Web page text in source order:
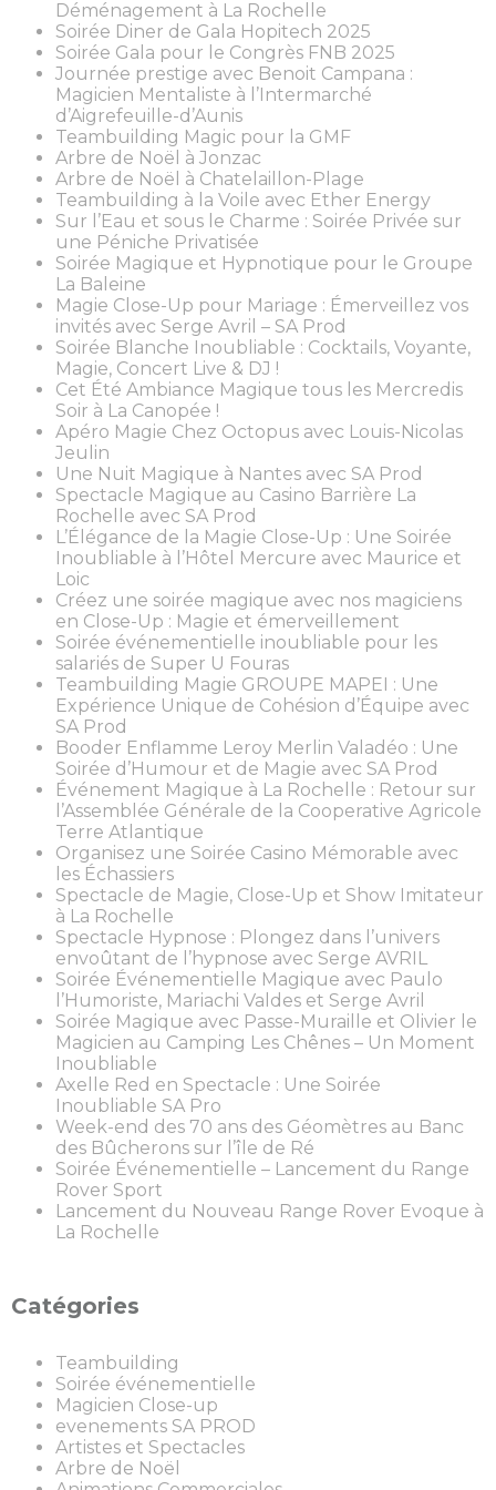
Déménagement à La Rochelle
Soirée Diner de Gala Hopitech 2025
Soirée Gala pour le Congrès FNB 2025
Journée prestige avec Benoit Campana :
Magicien Mentaliste à l’Intermarché
d’Aigrefeuille-d’Aunis
Teambuilding Magic pour la GMF
Arbre de Noël à Jonzac
Arbre de Noël à Chatelaillon-Plage
Teambuilding à la Voile avec Ether Energy
Sur l’Eau et sous le Charme : Soirée Privée sur
une Péniche Privatisée
Soirée Magique et Hypnotique pour le Groupe
La Baleine
Magie Close-Up pour Mariage : Émerveillez vos
invités avec Serge Avril – SA Prod
Soirée Blanche Inoubliable : Cocktails, Voyante,
Magie, Concert Live & DJ !
Cet Été Ambiance Magique tous les Mercredis
Soir à La Canopée !
Apéro Magie Chez Octopus avec Louis-Nicolas
Jeulin
Une Nuit Magique à Nantes avec SA Prod
Spectacle Magique au Casino Barrière La
Rochelle avec SA Prod
L’Élégance de la Magie Close-Up : Une Soirée
Inoubliable à l’Hôtel Mercure avec Maurice et
Loic
Créez une soirée magique avec nos magiciens
en Close-Up : Magie et émerveillement
Soirée événementielle inoubliable pour les
salariés de Super U Fouras
Teambuilding Magie GROUPE MAPEI : Une
Expérience Unique de Cohésion d’Équipe avec
SA Prod
Booder Enflamme Leroy Merlin Valadéo : Une
Soirée d’Humour et de Magie avec SA Prod
Événement Magique à La Rochelle : Retour sur
l’Assemblée Générale de la Cooperative Agricole
Terre Atlantique
Organisez une Soirée Casino Mémorable avec
les Échassiers
Spectacle de Magie, Close-Up et Show Imitateur
à La Rochelle
Spectacle Hypnose : Plongez dans l’univers
envoûtant de l’hypnose avec Serge AVRIL
Soirée Événementielle Magique avec Paulo
l’Humoriste, Mariachi Valdes et Serge Avril
Soirée Magique avec Passe-Muraille et Olivier le
Magicien au Camping Les Chênes – Un Moment
Inoubliable
Axelle Red en Spectacle : Une Soirée
Inoubliable SA Pro
Week-end des 70 ans des Géomètres au Banc
des Bûcherons sur l’île de Ré
Soirée Événementielle – Lancement du Range
Rover Sport
Lancement du Nouveau Range Rover Evoque à
La Rochelle
Catégories
Teambuilding
Soirée événementielle
Magicien Close-up
evenements SA PROD
Artistes et Spectacles
Arbre de Noël